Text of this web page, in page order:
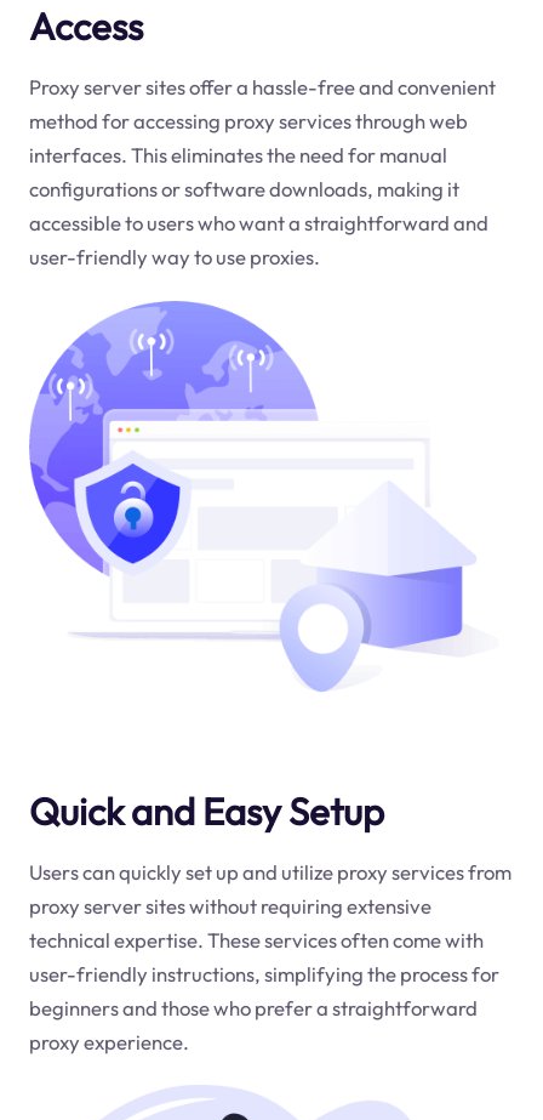
Access
Proxy server sites offer a hassle-free and convenient
method for accessing proxy services through web
interfaces. This eliminates the need for manual
configurations or software downloads, making it
accessible to users who want a straightforward and
user-friendly way to use proxies.
Quick and Easy Setup
Users can quickly set up and utilize proxy services from
proxy server sites without requiring extensive
technical expertise. These services often come with
user-friendly instructions, simplifying the process for
beginners and those who prefer a straightforward
proxy experience.